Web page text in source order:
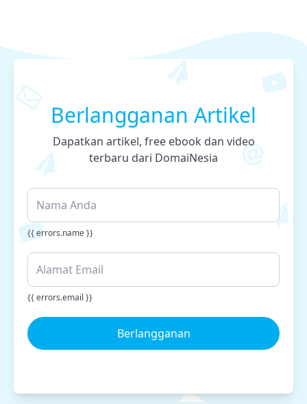
Berlangganan Artikel
Dapatkan artikel, free ebook dan video
terbaru dari DomaiNesia
{{ errors.name }}
{{ errors.email }}
Berlangganan